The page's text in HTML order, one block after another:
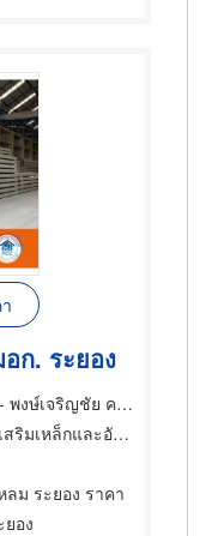
ก. ระยอง
โรงงานผลิตแผ่นพื้นคอนกรีต ระยอง - พงษ์เจริญชัย คอนกรีต
),เสาเข็ม,ผลิตภัณฑ์คอนกรีต
ม ระยอง ราคา
ยอง